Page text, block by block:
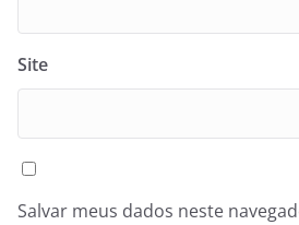
Site
Salvar meus dados neste